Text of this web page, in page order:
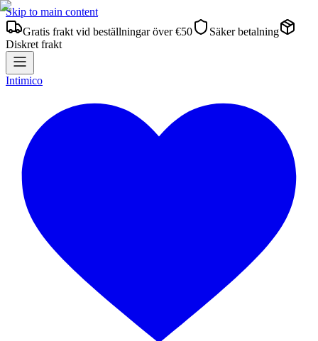
Skip to main content
Gratis frakt vid beställningar över €50
Säker betalning
Diskret frakt
Intimico